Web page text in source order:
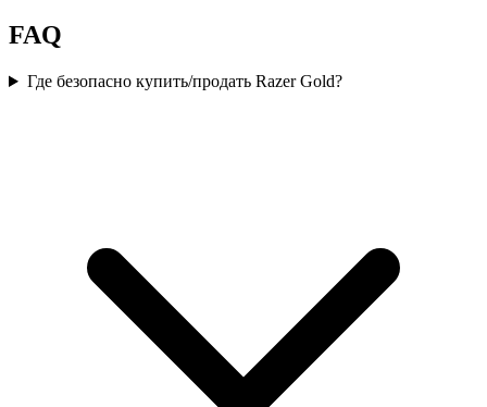
FAQ
Где безопасно купить/продать Razer Gold?